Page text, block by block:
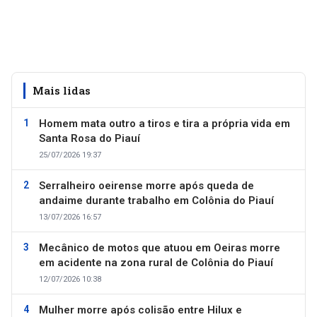
Mais lidas
Homem mata outro a tiros e tira a própria vida em
Santa Rosa do Piauí
25/07/2026 19:37
Serralheiro oeirense morre após queda de
andaime durante trabalho em Colônia do Piauí
13/07/2026 16:57
Mecânico de motos que atuou em Oeiras morre
em acidente na zona rural de Colônia do Piauí
12/07/2026 10:38
Mulher morre após colisão entre Hilux e